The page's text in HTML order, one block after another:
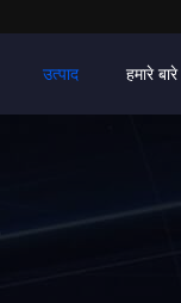
उत्पाद हमारे